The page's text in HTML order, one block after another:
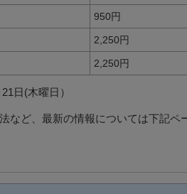
950円
2,250円
2,250円
日(木曜日）
など、最新の情報については下記ペ